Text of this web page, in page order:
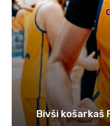
Bivši košarkaš